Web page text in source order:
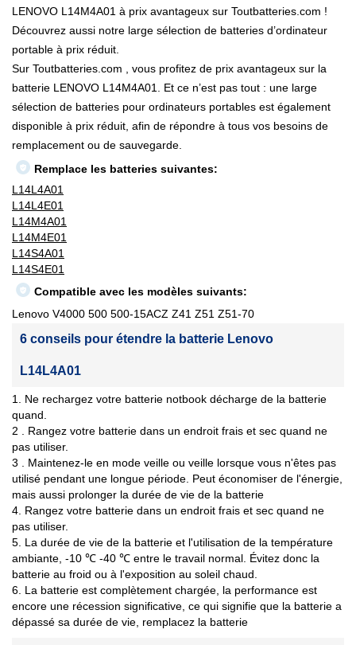
LENOVO L14M4A01 à prix avantageux sur Toutbatteries.com !
Découvrez aussi notre large sélection de batteries d’ordinateur
portable à prix réduit.
Sur Toutbatteries.com , vous profitez de prix avantageux sur la
batterie LENOVO L14M4A01. Et ce n’est pas tout : une large
sélection de batteries pour ordinateurs portables est également
disponible à prix réduit, afin de répondre à tous vos besoins de
remplacement ou de sauvegarde.
Remplace les batteries suivantes:
L14L4A01
L14L4E01
L14M4A01
L14M4E01
L14S4A01
L14S4E01
Compatible avec les modèles suivants:
Lenovo V4000 500 500-15ACZ Z41 Z51 Z51-70
6 conseils pour étendre la batterie Lenovo
L14L4A01
1. Ne rechargez votre batterie notbook décharge de la batterie
quand.
2 . Rangez votre batterie dans un endroit frais et sec quand ne
pas utiliser.
3 . Maintenez-le en mode veille ou veille lorsque vous n'êtes pas
utilisé pendant une longue période. Peut économiser de l'énergie,
mais aussi prolonger la durée de vie de la batterie
4. Rangez votre batterie dans un endroit frais et sec quand ne
pas utiliser.
5. La durée de vie de la batterie et l'utilisation de la température
ambiante, -10 ℃ -40 ℃ entre le travail normal. Évitez donc la
batterie au froid ou à l'exposition au soleil chaud.
6. La batterie est complètement chargée, la performance est
encore une récession significative, ce qui signifie que la batterie a
dépassé sa durée de vie, remplacez la batterie